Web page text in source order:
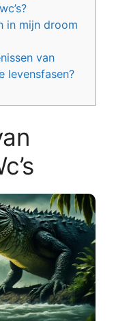
in mijn droom
van
levensfasen?